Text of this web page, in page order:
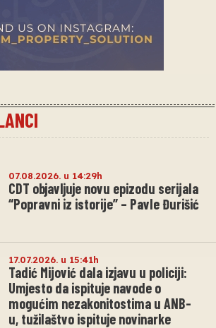
07.08.2026. u 14:29h
CDT objavljuje novu epizodu serijala
“Popravni iz istorije” – Pavle Đurišić
17.07.2026. u 15:41h
Tadić Mijović dala izjavu u policiji:
Umjesto da ispituje navode o
mogućim nezakonitostima u ANB-
u, tužilaštvo ispituje novinarke